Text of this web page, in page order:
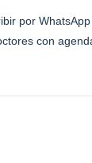
por
con